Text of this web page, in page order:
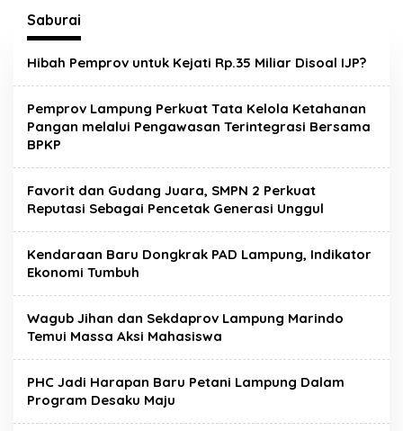
Saburai
Hibah Pemprov untuk Kejati Rp.35 Miliar Disoal IJP?
Pemprov Lampung Perkuat Tata Kelola Ketahanan
Pangan melalui Pengawasan Terintegrasi Bersama
BPKP
Favorit dan Gudang Juara, SMPN 2 Perkuat
Reputasi Sebagai Pencetak Generasi Unggul
Kendaraan Baru Dongkrak PAD Lampung, Indikator
Ekonomi Tumbuh
Wagub Jihan dan Sekdaprov Lampung Marindo
Temui Massa Aksi Mahasiswa
PHC Jadi Harapan Baru Petani Lampung Dalam
Program Desaku Maju